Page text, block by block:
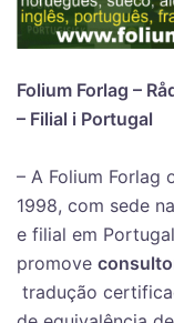
Folium Forlag –
– Filial i Portugal
– A Folium Forlag
1998, com sede
e filial em
promove
tradução